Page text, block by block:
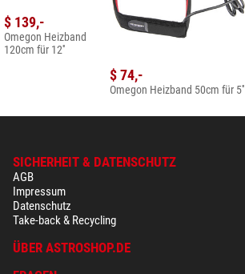
$ 139,-
Omegon Heizband
120cm für 12''
$ 74,-
Omegon Heizband 50cm für 5''
SICHERHEIT & DATENSCHUTZ
AGB
Impressum
Datenschutz
Take-back & Recycling
ÜBER ASTROSHOP.DE